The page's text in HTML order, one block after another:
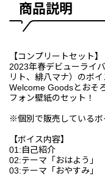
商品説明
【コンプリートセット】
2023年春デビューライ
リト、緋八マナ）のボイ
Welcome Goodsとおそ
フォン壁紙のセット！
※個別で販売しているボ
【ボイス内容】
01:自己紹介
02:テーマ「おはよう」
03:テーマ「おやすみ」